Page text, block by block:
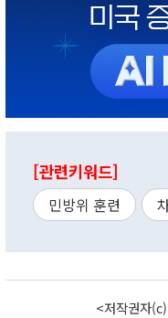
[관련키워드]
민방위 훈련
<저작권자